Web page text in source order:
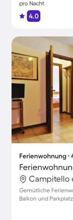
pro Nacht
4.0
Ferienwohnung ∙
Campitello
Gemütliche
Balkon und